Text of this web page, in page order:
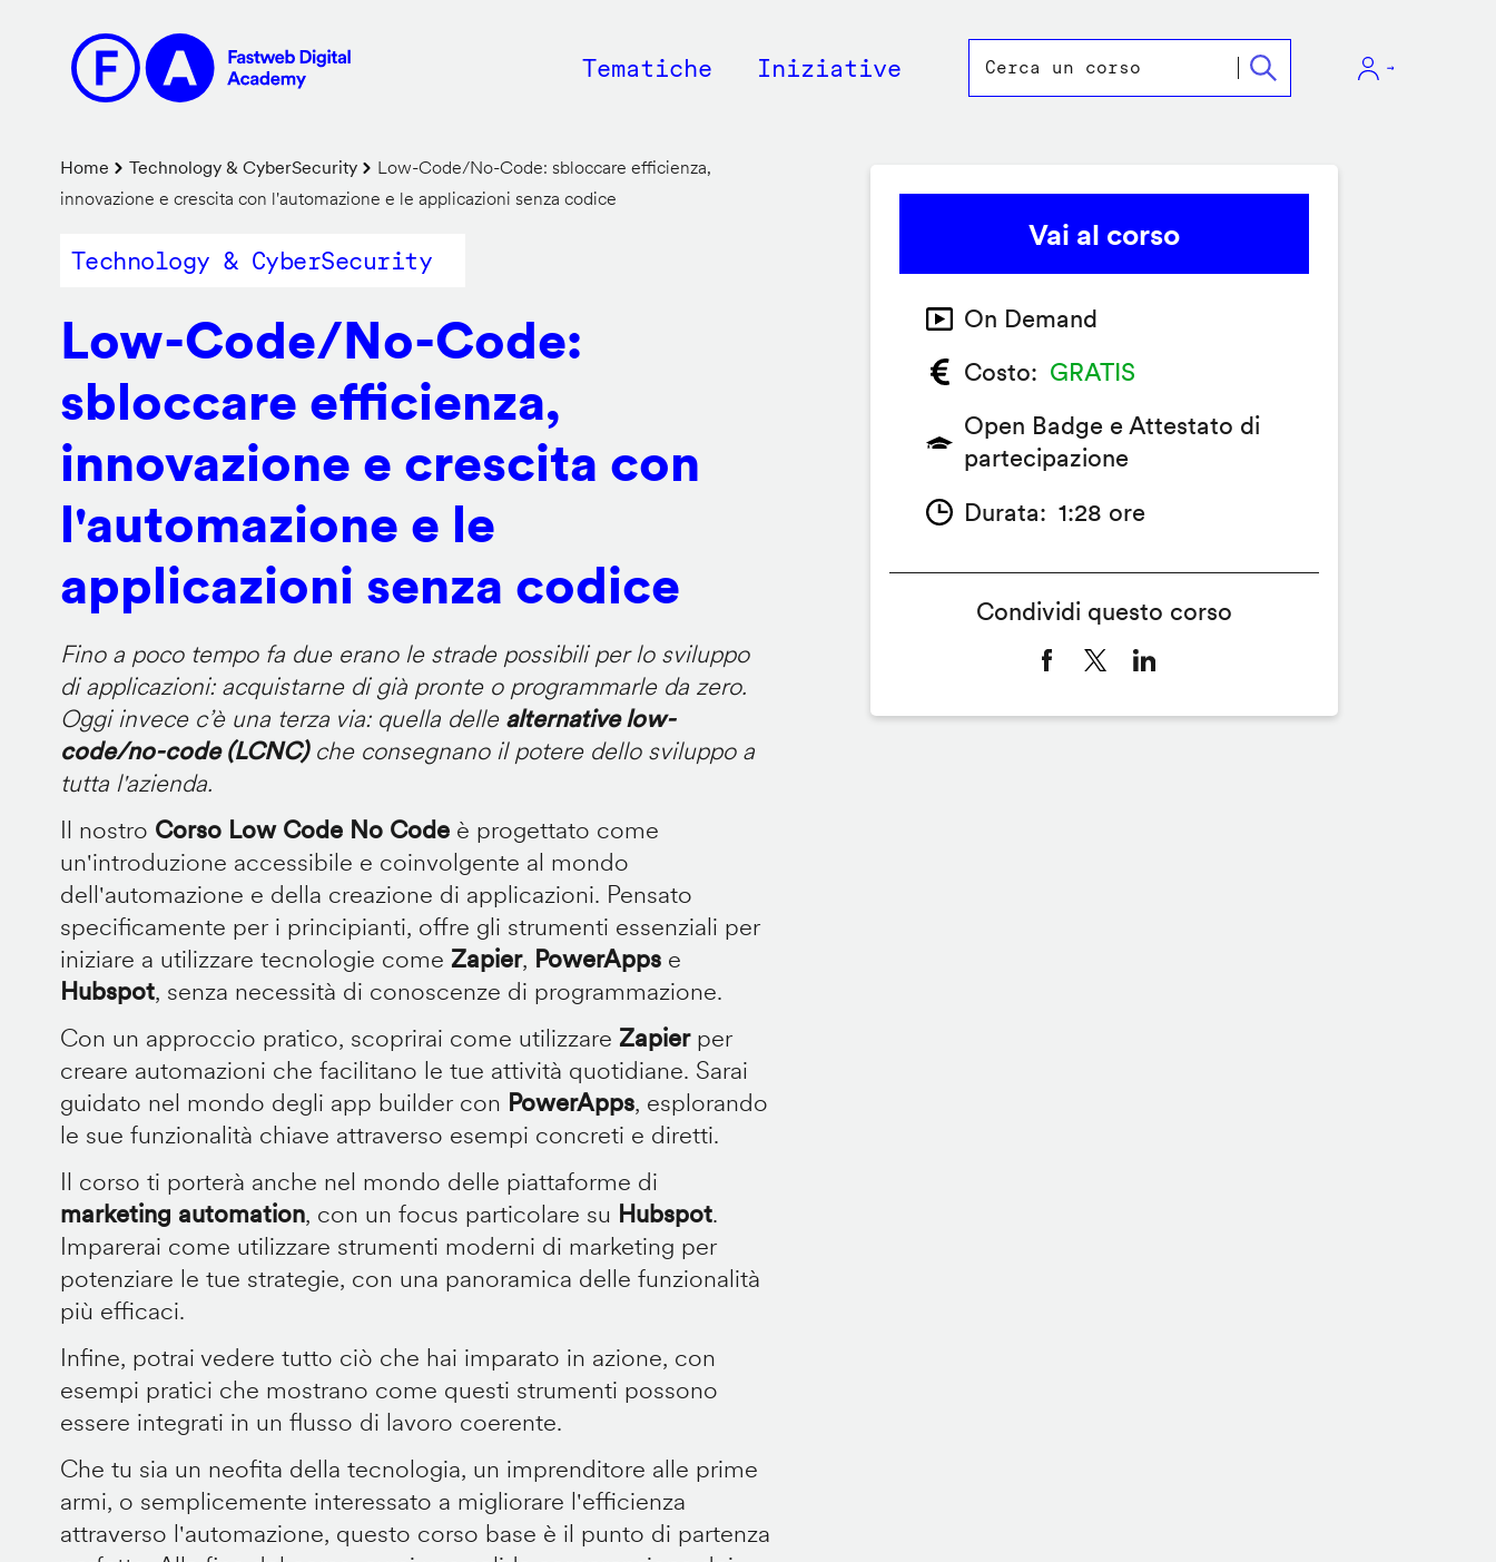
contenuto
principale
Main
Tematiche Iniziative
Briciole
di
pane
Home Technology & CyberSecurity
Low-Code/No-Code: sbloccare efficienza,
innovazione e crescita con l'automazione e le applicazioni senza codice
Technology & CyberSecurity
Low-Code/No-Code:
sbloccare efficienza,
innovazione e crescita con
l'automazione e le
applicazioni senza codice
Fino a poco tempo fa due erano le strade possibili per lo sviluppo
di applicazioni: acquistarne di già pronte o programmarle da zero.
Oggi invece c’è una terza via: quella delle alternative low-
code/no-code (LCNC)che consegnano il potere dello sviluppo a
tutta l'azienda.
Il nostro Corso Low Code No Codeè progettato come
un'introduzione accessibile e coinvolgente al mondo
dell'automazione e della creazione di applicazioni. Pensato
specificamente per i principianti, offre gli strumenti essenziali per
iniziare a utilizzare tecnologie come Zapier, PowerAppse
Hubspot, senza necessità di conoscenze di programmazione.
Con un approccio pratico, scoprirai come utilizzare Zapierper
creare automazioni che facilitano le tue attività quotidiane. Sarai
guidato nel mondo degli app builder con PowerApps, esplorando
le sue funzionalità chiave attraverso esempi concreti e diretti.
Il corso ti porterà anche nel mondo delle piattaforme di
marketing automation, con un focus particolare su Hubspot.
Imparerai come utilizzare strumenti moderni di marketing per
potenziare le tue strategie, con una panoramica delle funzionalità
più efficaci.
Infine, potrai vedere tutto ciò che hai imparato in azione, con
esempi pratici che mostrano come questi strumenti possono
essere integrati in un flusso di lavoro coerente.
Che tu sia un neofita della tecnologia, un imprenditore alle prime
armi, o semplicemente interessato a migliorare l'efficienza
attraverso l'automazione, questo corso base è il punto di partenza
Vai al corso
On Demand
Costo
GRATIS
Open Badge e Attestato di
partecipazione
Durata
1:28 ore
Condividi questo corso